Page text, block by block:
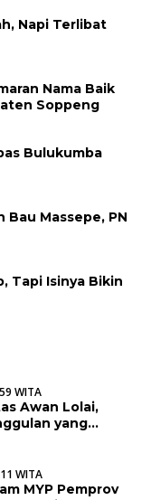
Napi Terlibat
Nama Baik
Soppeng
Bulukumba
Massepe, PN
Tapi Isinya Bikin
WITA
Awan Lolai,
yang
WITA
MYP Pemprov